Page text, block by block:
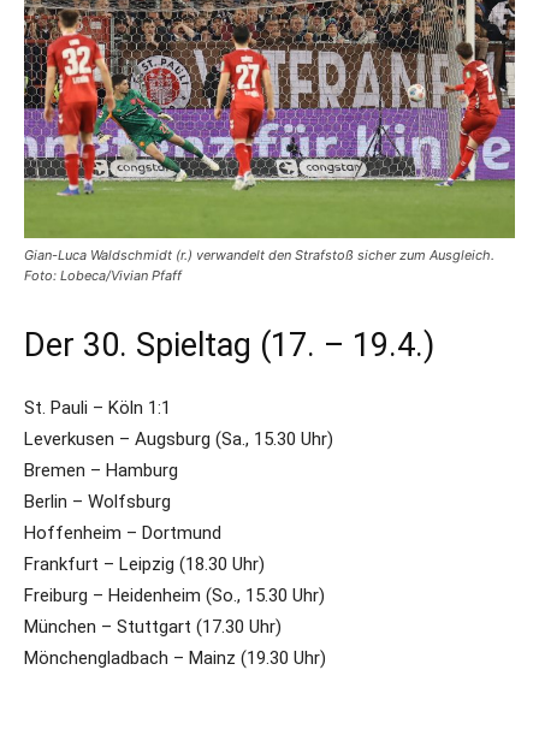
Gian-Luca Waldschmidt (r.) verwandelt den Strafstoß sicher zum Ausgleich.
Foto: Lobeca/Vivian Pfaff
Der 30. Spieltag (17. – 19.4.)
St. Pauli – Köln 1:1
Leverkusen – Augsburg (Sa., 15.30 Uhr)
Bremen – Hamburg
Berlin – Wolfsburg
Hoffenheim – Dortmund
Frankfurt – Leipzig (18.30 Uhr)
Freiburg – Heidenheim (So., 15.30 Uhr)
München – Stuttgart (17.30 Uhr)
Mönchengladbach – Mainz (19.30 Uhr)